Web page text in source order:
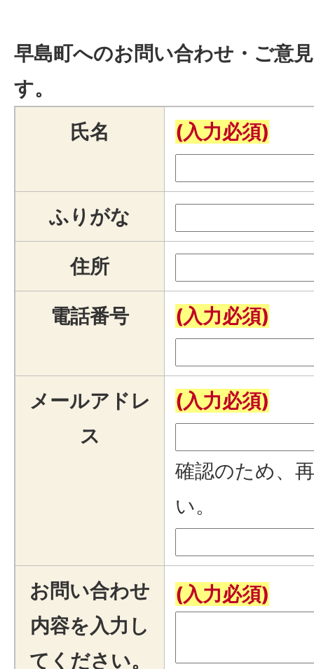
早島町へのお問い合わせ・ご意
す。
氏名
(入力必須)
ふりがな
住所
電話番号 (入力必須)
メールアドレ
ス
(入力必須)
確認のため、
い。
お問い合わせ
内容を入力し
てください。
(入力必須)